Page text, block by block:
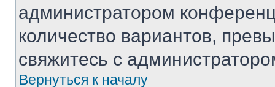
администратором
количество вариантов,
свяжитесь с
Вернуться к началу